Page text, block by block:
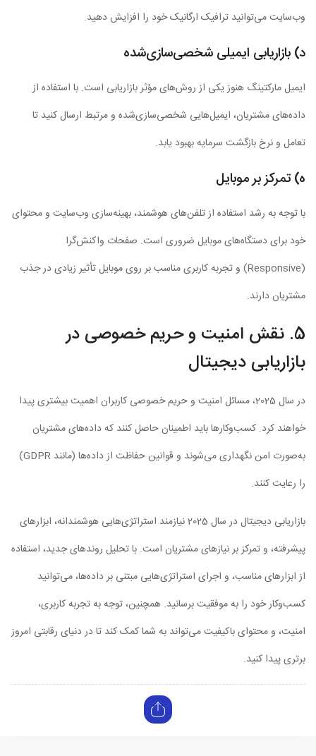
وب‌سایت می‌توانید ترافیک ارگانیک خود را افزایش دهید.
د) بازاریابی ایمیلی شخصی‌سازی‌شده
ایمیل مارکتینگ هنوز یکی از روش‌های مؤثر بازاریابی است. با استفاده از
داده‌های مشتریان، ایمیل‌هایی شخصی‌سازی‌شده و مرتبط ارسال کنید تا
تعامل و نرخ بازگشت سرمایه بهبود یابد.
ه) تمرکز بر موبایل
با توجه به رشد استفاده از تلفن‌های هوشمند، بهینه‌سازی وب‌سایت و محتوای
خود برای دستگاه‌های موبایل ضروری است. صفحات واکنش‌گرا
(Responsive) و تجربه کاربری مناسب بر روی موبایل تأثیر زیادی در جذب
مشتریان دارند.
5. نقش امنیت و حریم خصوصی در
بازاریابی دیجیتال
در سال 2025، مسائل امنیت و حریم خصوصی کاربران اهمیت بیشتری پیدا
خواهند کرد. کسب‌وکارها باید اطمینان حاصل کنند که داده‌های مشتریان
به‌صورت امن نگهداری می‌شوند و قوانین حفاظت از داده‌ها (مانند GDPR)
را رعایت کنند.
بازاریابی دیجیتال در سال 2025 نیازمند استراتژی‌هایی هوشمندانه، ابزارهای
پیشرفته، و تمرکز بر نیازهای مشتریان است. با تحلیل روندهای جدید، استفاده
از ابزارهای مناسب، و اجرای استراتژی‌هایی مبتنی بر داده‌ها، می‌توانید
کسب‌وکار خود را به موفقیت برسانید. همچنین، توجه به تجربه کاربری،
امنیت، و محتوای باکیفیت می‌تواند به شما کمک کند تا در دنیای رقابتی امروز
برتری پیدا کنید.